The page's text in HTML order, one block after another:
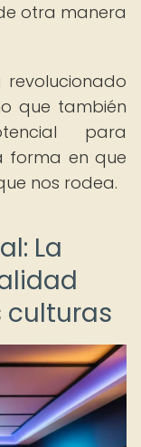
otra manera
que también
para
forma en que
nos rodea.
La
culturas